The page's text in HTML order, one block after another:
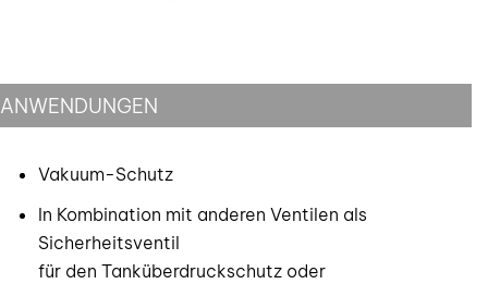
ANWENDUNGEN
Vakuum-Schutz
In Kombination mit anderen Ventilen als
Sicherheitsventil
für den Tanküberdruckschutz oder